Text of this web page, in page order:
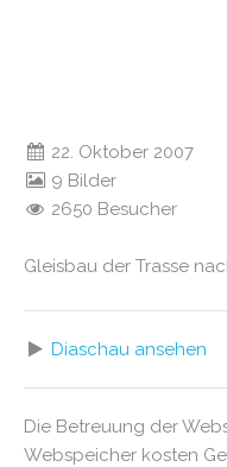
22. Oktober 2007
9 Bilder
2650 Besucher
Gleisbau der Trasse
Diaschau ansehen
Die Betreuung der
Webspeicher kosten